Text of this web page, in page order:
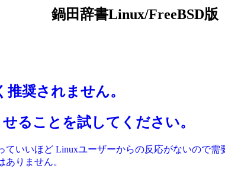
鍋田辞書Linux/FreeBSD版
奨されません。
ることを試してください。
いいほど Linuxユーザーからの反応がないので需
りません。